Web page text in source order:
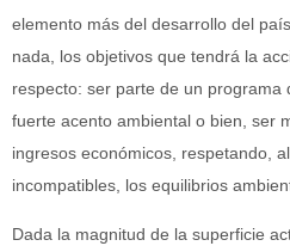
elemento más del desarrollo del
nada, los objetivos que tendrá la
respecto: ser parte de un programa
fuerte acento ambiental o bien, ser
ingresos económicos, respetando,
incompatibles, los equilibrios
Dada la magnitud de la superficie